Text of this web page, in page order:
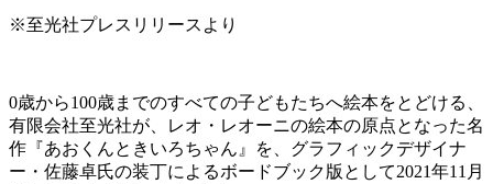
※至光社プレスリリースより
0歳から100歳までのすべての子どもたちへ絵本をとどける、
有限会社至光社が、レオ・レオーニの絵本の原点となった名
作『あおくんときいろちゃん』を、グラフィックデザイナ
ー・佐藤卓氏の装丁によるボードブック版として2021年11月